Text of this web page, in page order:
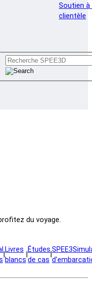
Soutien à
clientèle
du voyage.
Livres
blancs
Études
de cas